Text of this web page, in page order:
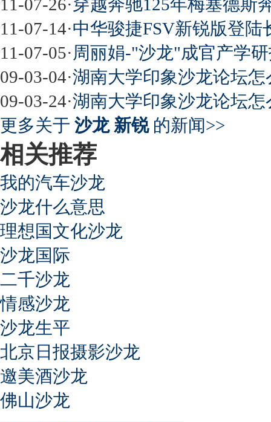
11-07-26·穿越奔驰125年梅塞德斯
11-07-14·中华骏捷FSV新锐版登陆
11-07-05·周丽娟-"沙龙"成官产学
09-03-04·湖南大学印象沙龙论坛怎
09-03-24·湖南大学印象沙龙论坛怎
更多关于 沙龙 新锐的新闻>>
相关推荐
我的汽车沙龙
沙龙什么意思
理想国文化沙龙
沙龙国际
二千沙龙
情感沙龙
沙龙生平
北京日报摄影沙龙
邀美酒沙龙
佛山沙龙